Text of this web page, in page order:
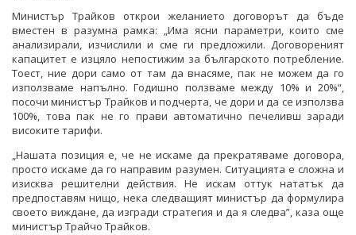
Министър Трайков открои желанието договорът да бъде
вместен в разумна рамка: „Има ясни параметри, които сме
анализирали, изчислили и сме ги предложили. Договореният
капацитет е изцяло непостижим за българското потребление.
Тоест, ние дори само от там да внасяме, пак не можем да го
използваме напълно. Годишно ползваме между 10% и 20%“,
посочи министър Трайков и подчерта, че дори и да се използва
100%, това пак не го прави автоматично печеливш заради
високите тарифи.
„Нашата позиция е, че не искаме да прекратяваме договора,
просто искаме да го направим разумен. Ситуацията е сложна и
изисква решителни действия. Не искам оттук нататък да
предпоставям нищо, нека следващият министър да формулира
своето виждане, да изгради стратегия и да я следва”, каза още
министър Трайчо Трайков.